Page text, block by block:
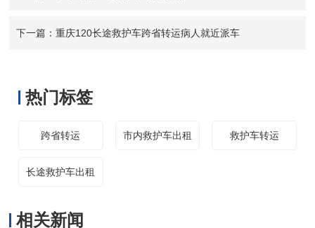
下一篇：重庆120长途救护车跨省转运病人就近派车
热门标签
跨省转运 市内救护车出租 救护车转运
长途救护车出租
相关新闻